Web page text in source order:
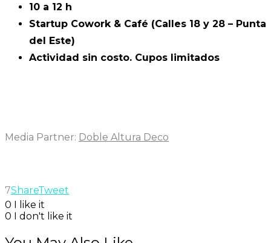
10 a 12 h
Startup Cowork & Café (Calles 18 y 28 – Punta
del Este)
Actividad sin costo. Cupos limitados
Media Partner: Doble Altura Deco
7ShareTweet
0
I like it
0
I don't like it